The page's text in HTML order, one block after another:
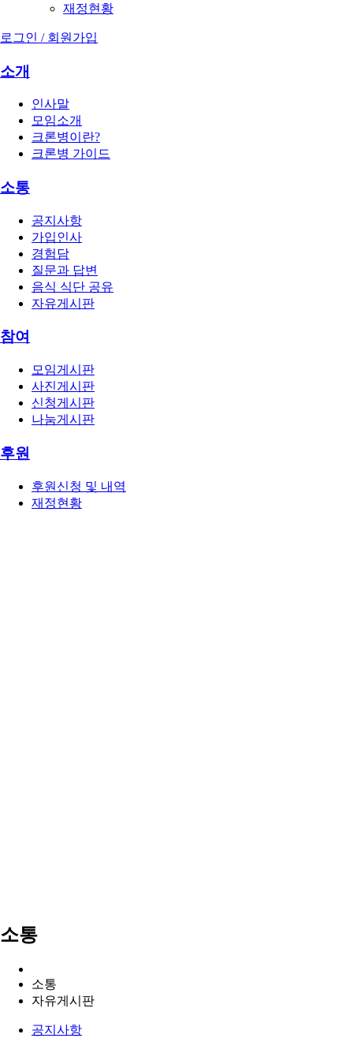
재정현황
로그인 / 회원가입
소개
인사말
모임소개
크론병이란?
크론병 가이드
소통
공지사항
가입인사
경험담
질문과 답변
음식 식단 공유
자유게시판
참여
모임게시판
사진게시판
신청게시판
나눔게시판
후원
후원신청 및 내역
재정현황
소통
소통
자유게시판
공지사항